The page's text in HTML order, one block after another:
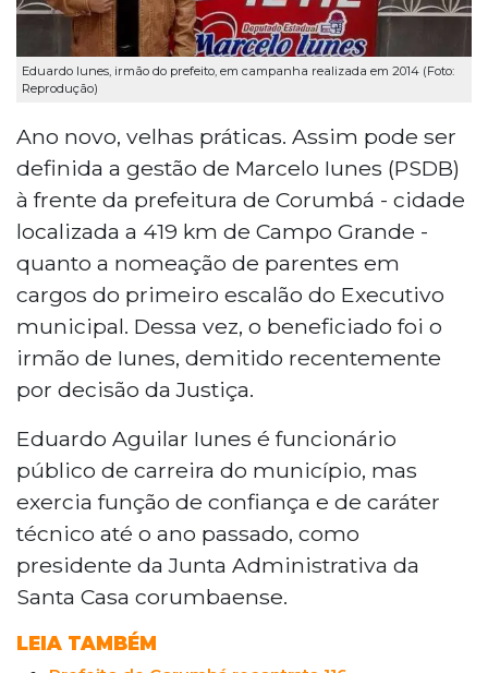
Eduardo Iunes, irmão do prefeito, em campanha realizada em 2014 (Foto:
Reprodução)
Ano novo, velhas práticas. Assim pode ser
definida a gestão de Marcelo Iunes (PSDB)
à frente da prefeitura de Corumbá - cidade
localizada a 419 km de Campo Grande -
quanto a nomeação de parentes em
cargos do primeiro escalão do Executivo
municipal. Dessa vez, o beneficiado foi o
irmão de Iunes, demitido recentemente
por decisão da Justiça.
Eduardo Aguilar Iunes é funcionário
público de carreira do município, mas
exercia função de confiança e de caráter
técnico até o ano passado, como
presidente da Junta Administrativa da
Santa Casa corumbaense.
LEIA TAMBÉM